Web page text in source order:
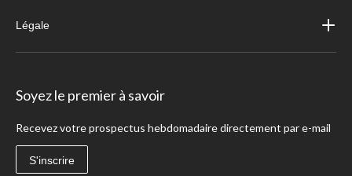
Légale
Soyez le premier à savoir
Recevez votre prospectus hebdomadaire directement par e-mail
S'inscrire